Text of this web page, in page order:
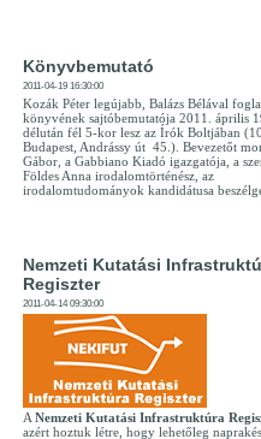
Könyvbemutató
2011-04-19 16:30:00
Kozák Péter legújabb, Balázs Bélával
könyvének sajtóbemutatója 2011. április
délután fél 5-kor lesz az Írók Boltjában
Budapest, Andrássy út 45.). Bevezetőt
Gábor, a Gabbiano Kiadó igazgatója, a
Földes Anna irodalomtörténész, az
irodalomtudományok kandidátusa
Nemzeti Kutatási
Regiszter
2011-04-14 09:30:00
A Nemzeti Kutatási Infrastruktúra
azért hoztuk létre, hogy lehetőleg